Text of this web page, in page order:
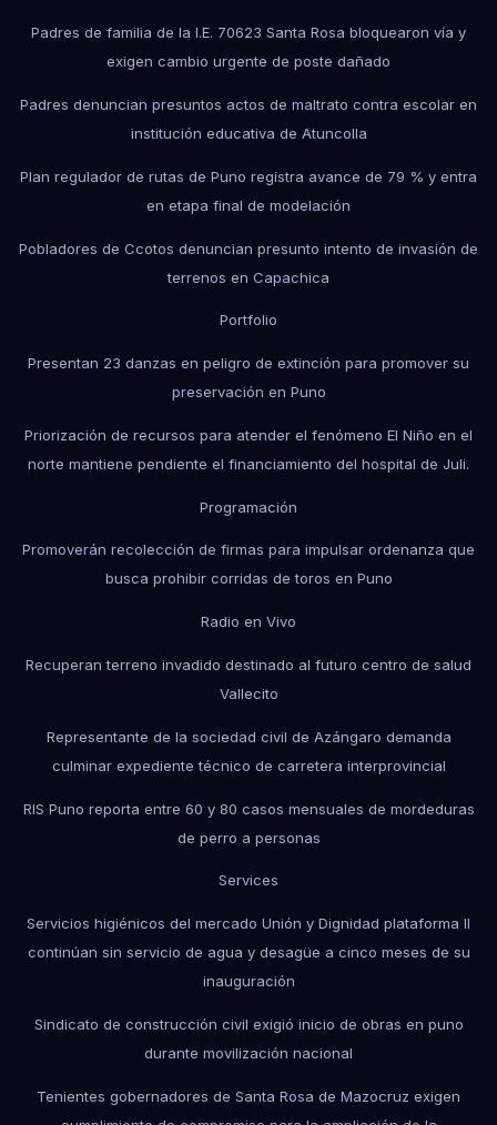
Padres de familia de la I.E. 70623 Santa Rosa bloquearon vía y
exigen cambio urgente de poste dañado
Padres denuncian presuntos actos de maltrato contra escolar en
institución educativa de Atuncolla
Plan regulador de rutas de Puno registra avance de 79 % y entra
en etapa final de modelación
Pobladores de Ccotos denuncian presunto intento de invasión de
terrenos en Capachica
Portfolio
Presentan 23 danzas en peligro de extinción para promover su
preservación en Puno
Priorización de recursos para atender el fenómeno El Niño en el
norte mantiene pendiente el financiamiento del hospital de Juli.
Programación
Promoverán recolección de firmas para impulsar ordenanza que
busca prohibir corridas de toros en Puno
Radio en Vivo
Recuperan terreno invadido destinado al futuro centro de salud
Vallecito
Representante de la sociedad civil de Azángaro demanda
culminar expediente técnico de carretera interprovincial
RIS Puno reporta entre 60 y 80 casos mensuales de mordeduras
de perro a personas
Services
Servicios higiénicos del mercado Unión y Dignidad plataforma II
continúan sin servicio de agua y desagüe a cinco meses de su
inauguración
Sindicato de construcción civil exigió inicio de obras en puno
durante movilización nacional
Tenientes gobernadores de Santa Rosa de Mazocruz exigen